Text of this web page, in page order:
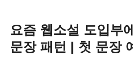
요즘 웹소설 도입부
문장 패턴 | 첫 문장